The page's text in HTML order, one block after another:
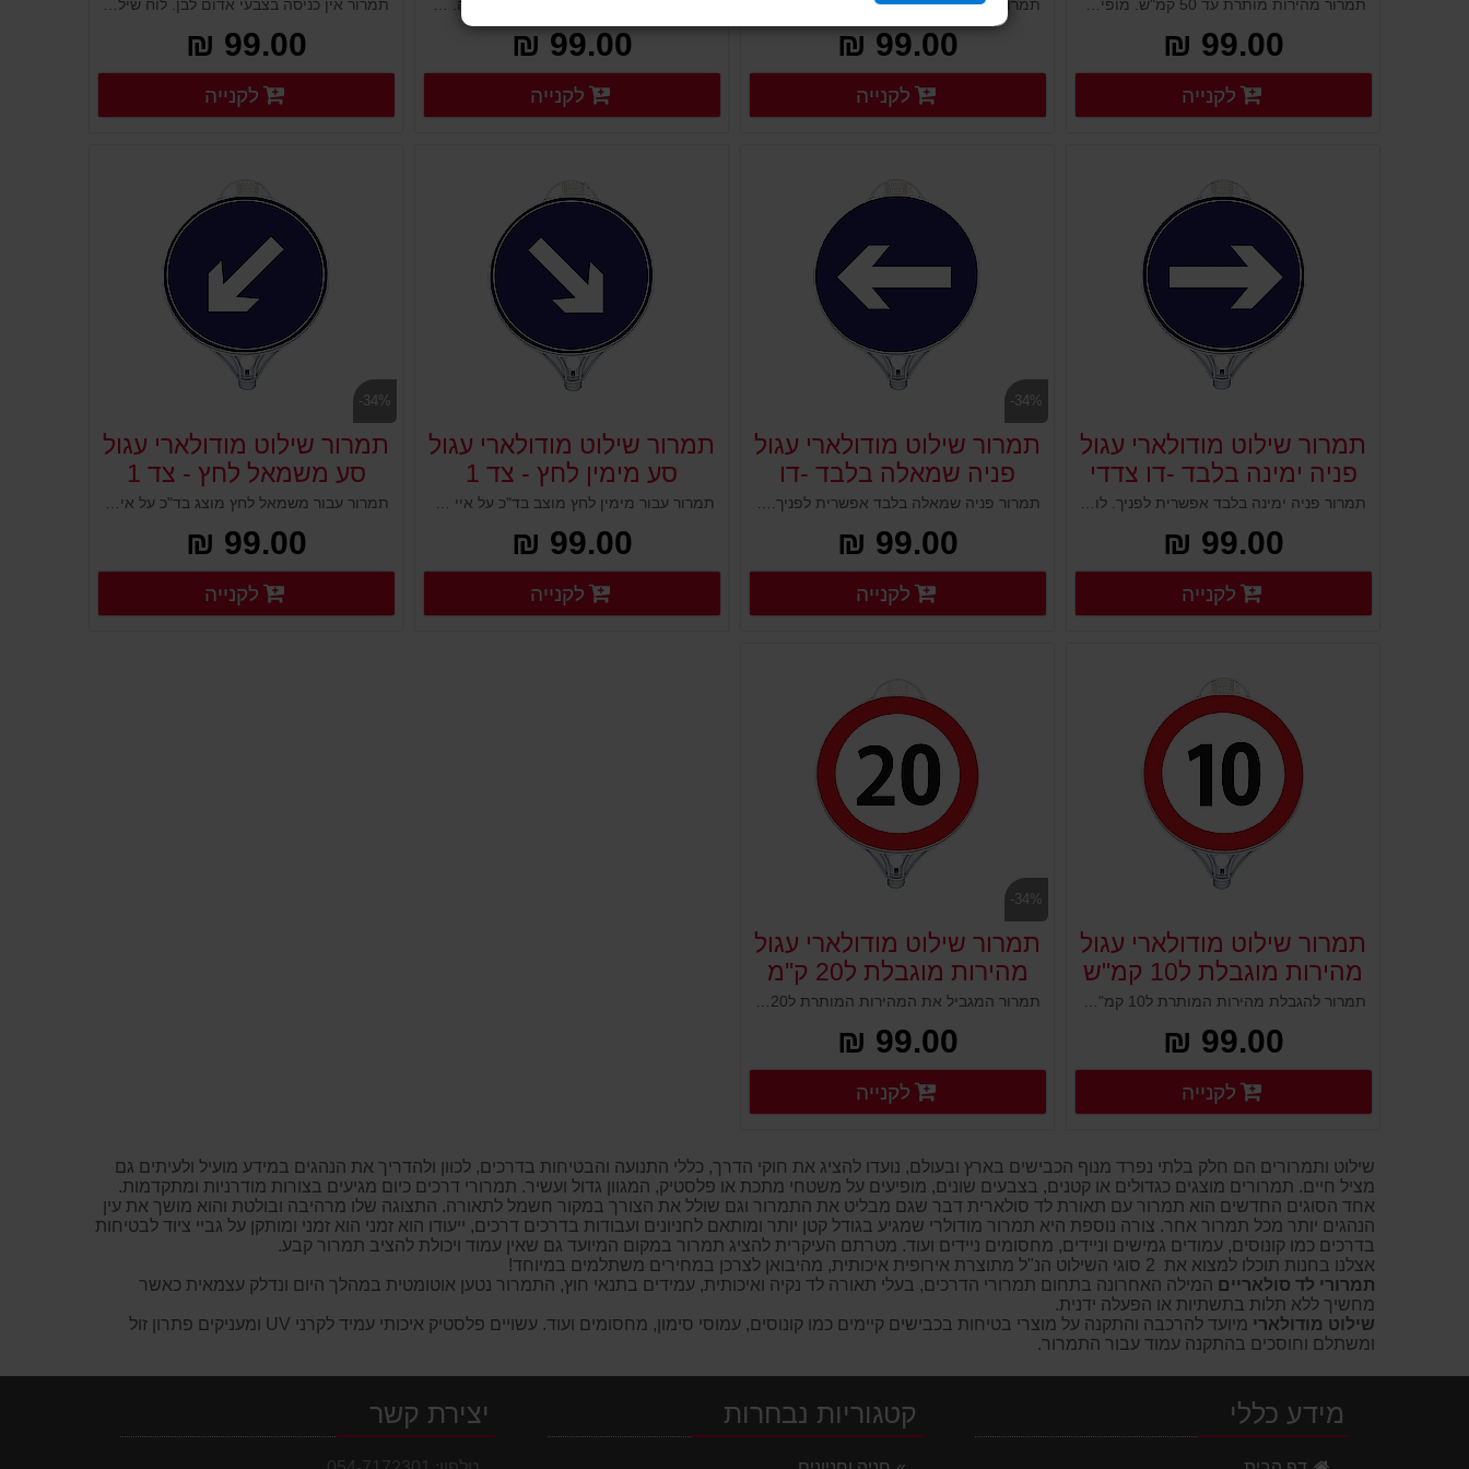
99.00 ₪
פרטים נוספים
לקנייה
99.00 ₪
פרטים נוספים
לקנייה
99.00 ₪
פרטים נוספים
לקנייה
99.00 ₪
פרטים נוספים
לקנייה
תמרור שילוט מודולארי עגול
פניה ימינה בלבד -דו צדדי
99.00 ₪
פרטים נוספים
לקנייה
-34%
תמרור שילוט מודולארי עגול
פניה שמאלה בלבד -דו
צדדי
99.00 ₪
פרטים נוספים
לקנייה
תמרור שילוט מודולארי עגול
סע מימין לחץ - צד 1
99.00 ₪
פרטים נוספים
לקנייה
-34%
תמרור שילוט מודולארי עגול
סע משמאל לחץ - צד 1
99.00 ₪
פרטים נוספים
לקנייה
תמרור שילוט מודולארי עגול
מהירות מוגבלת ל10 קמ"ש
99.00 ₪
פרטים נוספים
לקנייה
-34%
תמרור שילוט מודולארי עגול
מהירות מוגבלת ל20 ק''מ
99.00 ₪
פרטים נוספים
לקנייה
שילוט ותמרורים הם חלק בלתי נפרד מנוף הכבישים בארץ ובעולם, נועדו להציג את חוקי הדרך, כללי התנועה והבטיחות בדרכים, לכוון ולהדריך את הנהגים במידע מועיל ולעיתים גם
מציל חיים. תמרורים מוצגים כגדולים או קטנים, בצבעים שונים, מופיעים על משטחי מתכת או פלסטיק, המגוון גדול ועשיר. תמרורי דרכים כיום מגיעים בצורות מודרניות ומתקדמות.
אחד הסוגים החדשים הוא תמרור עם תאורת לד סולארית דבר שגם מבליט את התמרור וגם שולל את הצורך במקור חשמל לתאורה. התצוגה שלו מרהיבה ובולטת והוא מושך את עין
הנהגים יותר מכל תמרור אחר. צורה נוספת היא תמרור מודולרי שמגיע בגודל קטן יותר ומותאם לחניונים ועבודות בדרכים דרכים, ייעודו הוא זמני הוא זמני ומותקן על גביי ציוד לבטיחות
בדרכים כמו קונוסים, עמודים גמישים וניידים, מחסומים ניידים ועוד. מטרתם העיקרית להציג תמרור במקום המיועד גם שאין עמוד ויכולת להציב תמרור קבע.
אצלנו בחנות תוכלו למצוא את 2 סוגי השילוט הנ"ל מתוצרת אירופית איכותית, מהיבואן לצרכן במחירים משתלמים במיוחד!
תמרורי לד סולאריים המילה האחרונה בתחום תמרורי הדרכים, בעלי תאורה לד נקיה ואיכותית, עמידים בתנאי חוץ, התמרור נטען אוטומטית במהלך היום ונדלק עצמאית כאשר
מחשיך ללא תלות בתשתיות או הפעלה ידנית.
שילוט מודולארי
מיועד להרכבה והתקנה על מוצרי בטיחות בכבישים קיימים כמו קונוסים, עמוסי סימון, מחסומים ועוד. עשויים פלסטיק איכותי עמיד לקרני UV ומעניקים פתרון זול
ומשתלם וחוסכים בהתקנה עמוד עבור התמרור.
מידע כללי קטגוריות נבחרות יצירת קשר